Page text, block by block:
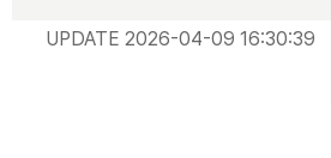
UPDATE 2026-04-09 16:30:39